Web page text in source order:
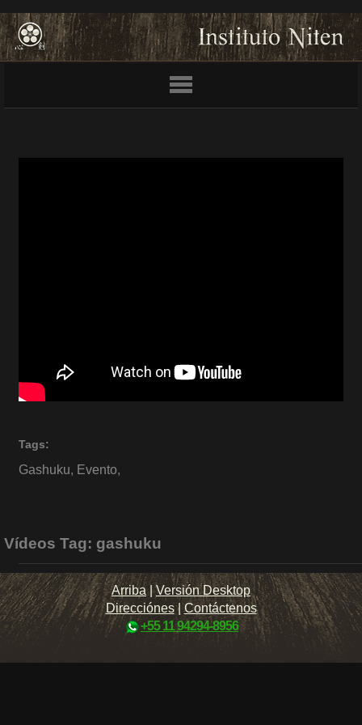
Tags:
Gashuku, Evento,
Vídeos Tag: gashuku
Arriba |Versión Desktop
Direcciónes|Contáctenos
+55 11 94294-8956